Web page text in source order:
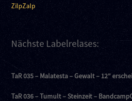
ZilpZalp
Nächste Labelrelases:
TaR 035 – Malatesta – Gewalt – 12″
TaR 036 – Tumult – Steinzeit –